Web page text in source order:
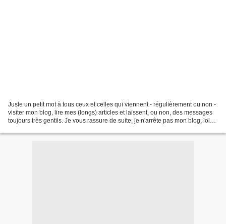
Juste un petit mot à tous ceux et celles qui viennent - régulièrement ou non -
visiter mon blog, lire mes (longs) articles et laissent, ou non, des messages
toujours très gentils. Je vous rassure de suite, je n'arrête pas mon blog, loin